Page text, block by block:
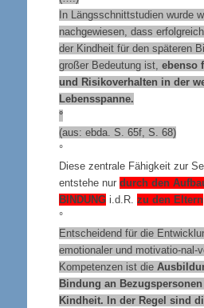
In Längsschnittstudien wurde
nachgewiesen, dass
der Kindheit für den späteren
großer Bedeutung ist, ebenso
und Risikoverhalten in der
Lebensspanne.
°
(aus: ebda. S. 65f, S. 68)
°
Diese zentrale Fähigkeit zur
entstehe nur durch den
BINDUNGi.d.R. zu den Eltern
°
Entscheidend für die
emotionaler und motivatio-nal-
Kompetenzen ist die
Bindung an
Kindheit. In der Regel sind